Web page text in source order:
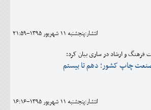
انتشار:پنجشنبه 11 شهريور 1395-21:59
و ارشاد در ساری بیان کرد:
صنعت چاپ کشور؛ دهم تا بیستم
انتشار:پنجشنبه 11 شهريور 1395-16:16